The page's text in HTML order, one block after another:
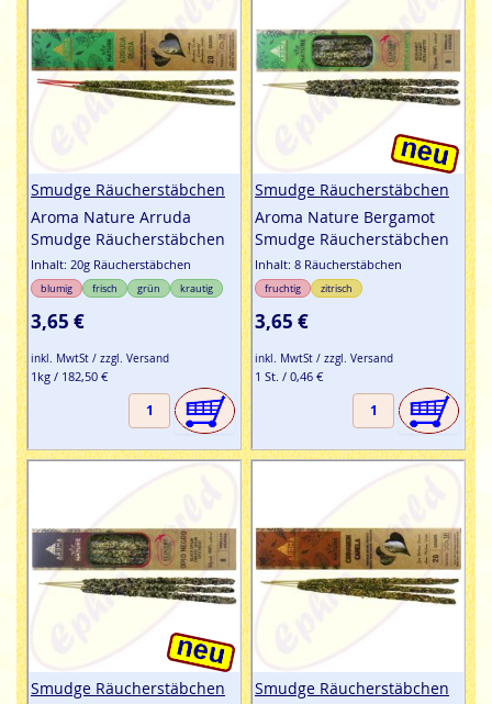
Smudge Räucherstäbchen
Aroma Nature Arruda
Smudge Räucherstäbchen
Inhalt: 20g Räucherstäbchen
blumig frisch grün krautig
3,65 €
inkl. MwtSt / zzgl. Versand
1kg / 182,50 €
Smudge Räucherstäbchen
Aroma Nature Bergamot
Smudge Räucherstäbchen
Inhalt: 8 Räucherstäbchen
fruchtig zitrisch
3,65 €
inkl. MwtSt / zzgl. Versand
1 St. / 0,46 €
Smudge Räucherstäbchen
Smudge Räucherstäbchen